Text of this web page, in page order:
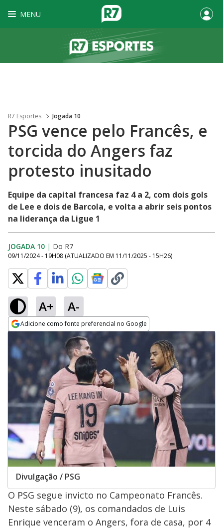
MENU
R7 Esportes Jogada 10
PSG vence pelo Francês, e
torcida do Angers faz
protesto inusitado
Equipe da capital francesa faz 4 a 2, com dois gols
de Lee e dois de Barcola, e volta a abrir seis pontos
na liderança da Ligue 1
JOGADA 10 | Do R7
09/11/2024 - 19H08 (ATUALIZADO EM 11/11/2025 - 15H26)
A+ A-
Adicione como fonte preferencial no Google
Opens in new window
Divulgação / PSG
O PSG segue invicto no Campeonato Francês.
Neste sábado (9), os comandados de Luis
Enrique venceram o Angers, fora de casa, por 4